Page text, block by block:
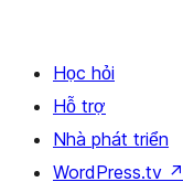
Học hỏi
Hỗ trợ
Nhà phát triển
WordPress.tv ↗